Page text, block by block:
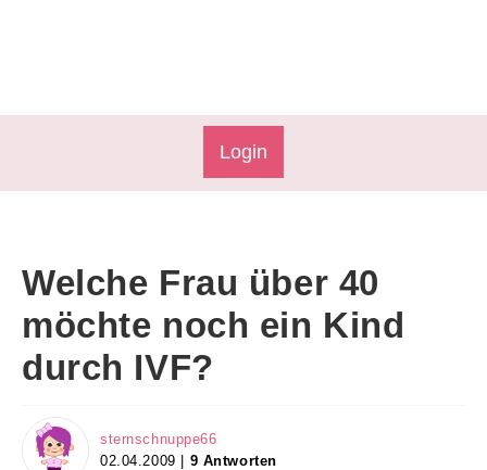
Login
Welche Frau über 40
möchte noch ein Kind
durch IVF?
sternschnuppe66
02.04.2009 | 9 Antworten